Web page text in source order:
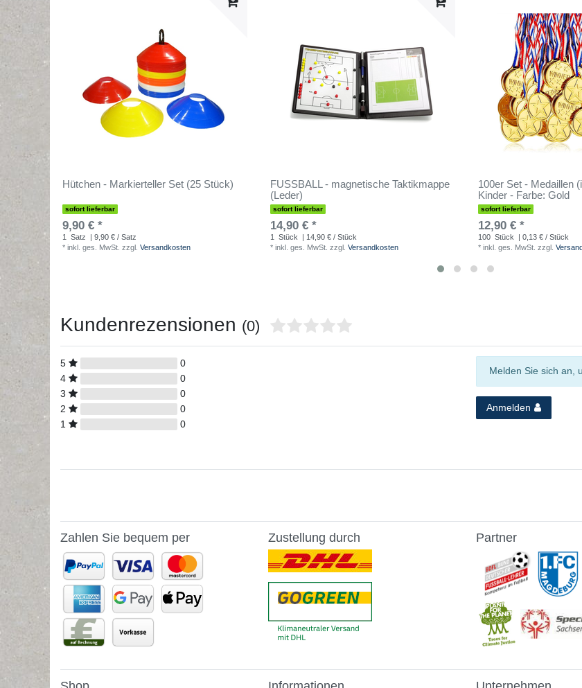
Hütchen - Markierteller Set (25 Stück)
sofort lieferbar
9,90 € *
1 Satz
| 9,90 € / Satz
* inkl. ges. MwSt. zzgl. Versandkosten
FUSSBALL - magnetische Taktikmappe
(Leder)
sofort lieferbar
14,90 € *
1 Stück
| 14,90 € / Stück
* inkl. ges. MwSt. zzgl. Versandkosten
100er Set - Medaillen
Kinder - Farbe: Gold
sofort lieferbar
12,90 € *
100 Stück
| 0,13 € / Stück
* inkl. ges. MwSt. zzgl.
Kundenrezensionen (0)
5
0
4
0
3
0
2
0
1
0
Melden Sie sich an,
Anmelden
Zahlen Sie bequem per Zustellung durch Partner